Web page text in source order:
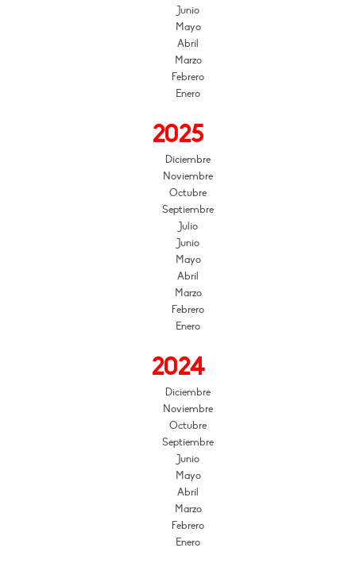
Junio
Mayo
Abril
Marzo
Febrero
Enero
2025
Diciembre
Noviembre
Octubre
Septiembre
Julio
Junio
Mayo
Abril
Marzo
Febrero
Enero
2024
Diciembre
Noviembre
Octubre
Septiembre
Junio
Mayo
Abril
Marzo
Febrero
Enero